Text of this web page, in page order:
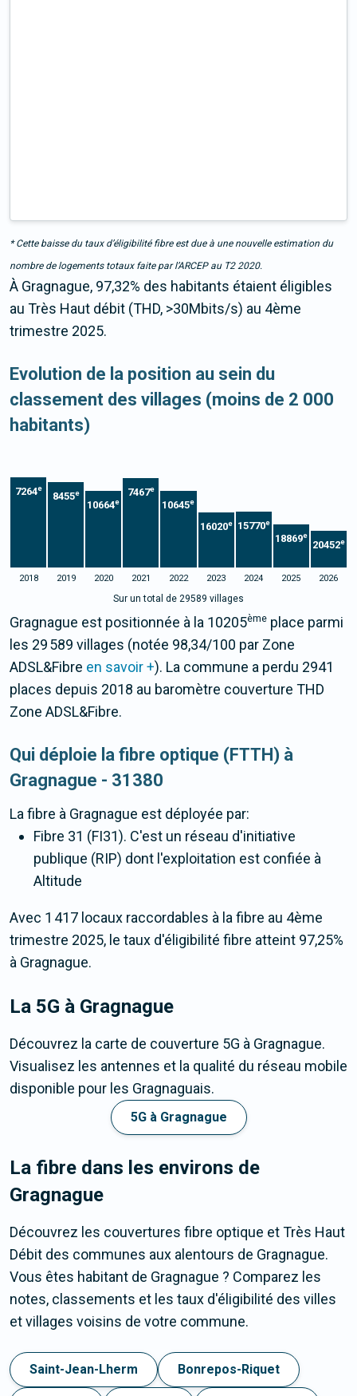
* Cette baisse du taux d’éligibilité fibre est due à une nouvelle estimation du
nombre de logements totaux faite par l’ARCEP au T2 2020.
À Gragnague, 97,32% des habitants étaient éligibles
au Très Haut débit (THD, >30Mbits/s) au 4ème
trimestre 2025.
Evolution de la position au sein du
classement des villages (moins de 2 000
habitants)
7264e
8455e
10664e
7467e
10645e
16020e 15770e
18869e
20452e
2018 2019 2020 2021 2022 2023 2024 2025 2026
Sur un total de 29589 villages
Gragnague est positionnée à la 10205ème place parmi
les 29 589 villages (notée 98,34/100 par Zone
ADSL&Fibre en savoir +). La commune a perdu 2941
places depuis 2018 au baromètre couverture THD
Zone ADSL&Fibre.
Qui déploie la fibre optique (FTTH) à
Gragnague - 31380
La fibre à Gragnague est déployée par:
Fibre 31 (FI31). C'est un réseau d'initiative
publique (RIP) dont l'exploitation est confiée à
Altitude
Avec 1 417 locaux raccordables à la fibre au 4ème
trimestre 2025, le taux d'éligibilité fibre atteint 97,25%
à Gragnague.
La 5G à Gragnague
Découvrez la carte de couverture 5G à Gragnague.
Visualisez les antennes et la qualité du réseau mobile
disponible pour les Gragnaguais.
5G à Gragnague
La fibre dans les environs de
Gragnague
Découvrez les couvertures fibre optique et Très Haut
Débit des communes aux alentours de Gragnague.
Vous êtes habitant de Gragnague ? Comparez les
notes, classements et les taux d'éligibilité des villes
et villages voisins de votre commune.
Saint-Jean-Lherm Bonrepos-Riquet